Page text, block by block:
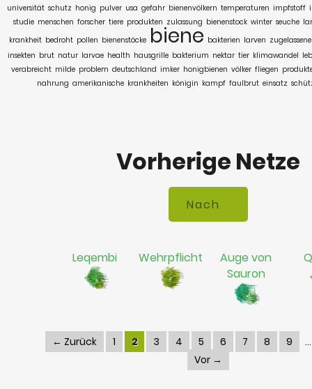
universität schutz honig pulver usa gefahr bienenvölkern temperaturen impfstoff
studie menschen forscher tiere produkten zulassung bienenstock winter seuche
krankheit bedroht pollen bienenstöcke biene bakterien larven
insekten brut natur larvae health hausgrille bakterium nektar tier klimawandel
verabreicht milde problem deutschland imker honigbienen völker fliegen
nahrung amerikanische krankheiten königin kampf faulbrut einsatz
Vorherige Netze
Leqembi Wehrpflicht
Auge von
Sauron
← Zurück 1 2 3 4 5 6 7 8
9
Vor →